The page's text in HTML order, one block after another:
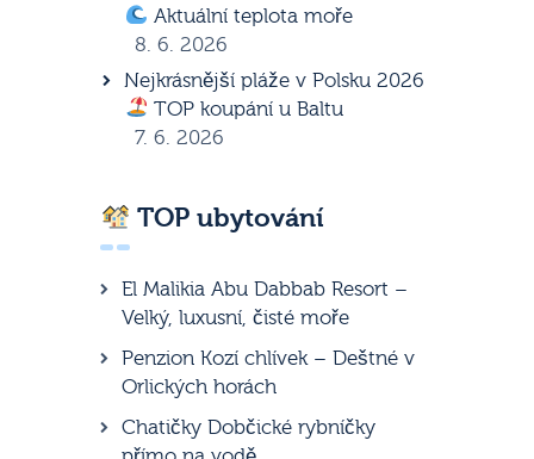
Aktuální teplota moře
8. 6. 2026
Nejkrásnější pláže v Polsku 2026
TOP koupání u Baltu
7. 6. 2026
TOP ubytování
El Malikia Abu Dabbab Resort –
Velký, luxusní, čisté moře
Penzion Kozí chlívek – Deštné v
Orlických horách
Chatičky Dobčické rybníčky